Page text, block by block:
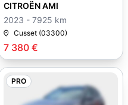
7 380 €
CITROËN AMI
2023 - 7925 km
Cusset (03300)
PRO